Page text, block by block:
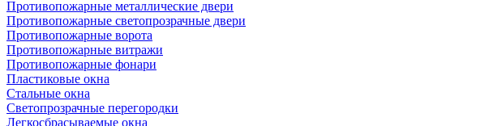
Противопожарные металлические двери
Противопожарные светопрозрачные двери
Противопожарные ворота
Противопожарные витражи
Противопожарные фонари
Пластиковые окна
Стальные окна
Светопрозрачные перегородки
Легкосбрасываемые окна